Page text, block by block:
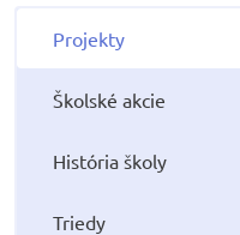
Projekty
Školské akcie
História školy
Triedy